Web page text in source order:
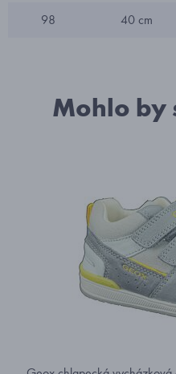
98 40 cm
Mohlo by